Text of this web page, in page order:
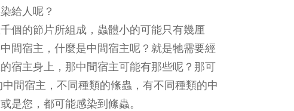
給人呢？
個的節片所組成，蟲體小的可能只有幾厘
間宿主，什麼是中間宿主呢？就是牠需要經
宿主身上，那中間宿主可能有那些呢？那可
間宿主，不同種類的絛蟲，有不同種類的中
是您，都可能感染到絛蟲。